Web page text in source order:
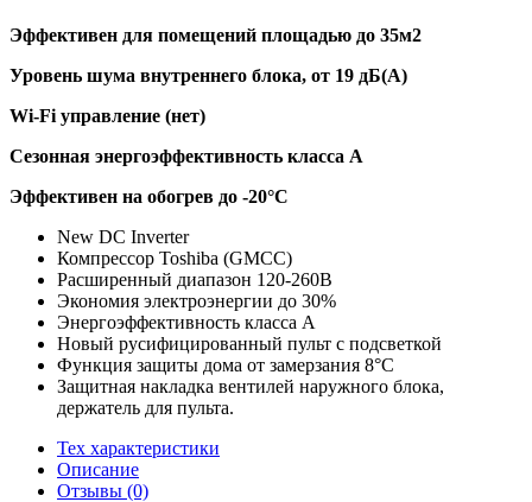
Эффективен для помещений площадью до 35м2
Уровень шума внутреннего блока, от 19 дБ(А)
Wi-Fi управление (нет)
Сезонная энергоэффективность класса А
Эффективен на обогрев до -20°C
New DC Inverter
Компрессор Toshiba (GMCC)
Расширенный диапазон 120-260В
Экономия электроэнергии до 30%
Энергоэффективность класса А
Новый русифицированный пульт с подсветкой
Функция защиты дома от замерзания 8°С
Защитная накладка вентилей наружного блока,
держатель для пульта.
Тех характеристики
Описание
Отзывы (0)